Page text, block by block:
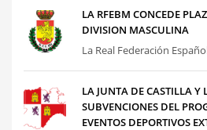
LA RFEBM CONCEDE
DIVISION MASCULINA
La Real Federación
LA JUNTA DE CASTILLA Y
SUBVENCIONES DEL
EVENTOS DEPORTIVOS